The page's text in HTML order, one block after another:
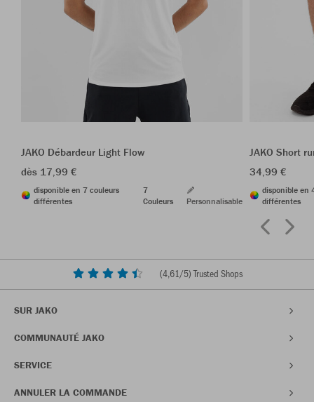
JAKO Débardeur Light Flow
dès 17,99 €
disponible en 7 couleurs
différentes
7
Couleurs
Personnalisable
JAKO Short
34,99 €
disponible en
différentes
(4,61/5) Trusted Shops
SUR JAKO
COMMUNAUTÉ JAKO
SERVICE
ANNULER LA COMMANDE